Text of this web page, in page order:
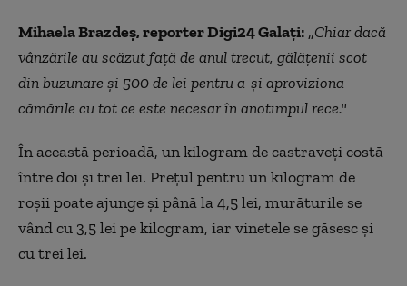
Mihaela Brazdeş, reporter Digi24 Galaţi: „Chiar dacă
vânzările au scăzut faţă de anul trecut, gălăţenii scot
din buzunare şi 500 de lei pentru a-şi aproviziona
cămările cu tot ce este necesar în anotimpul rece."
În această perioadă, un kilogram de castraveţi costă
între doi şi trei lei. Preţul pentru un kilogram de
roşii poate ajunge şi până la 4,5 lei, murăturile se
vând cu 3,5 lei pe kilogram, iar vinetele se găsesc şi
cu trei lei.